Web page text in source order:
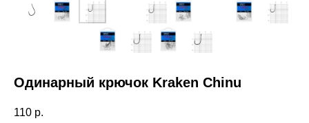
Одинарный крючок Kraken Chinu
110 р.